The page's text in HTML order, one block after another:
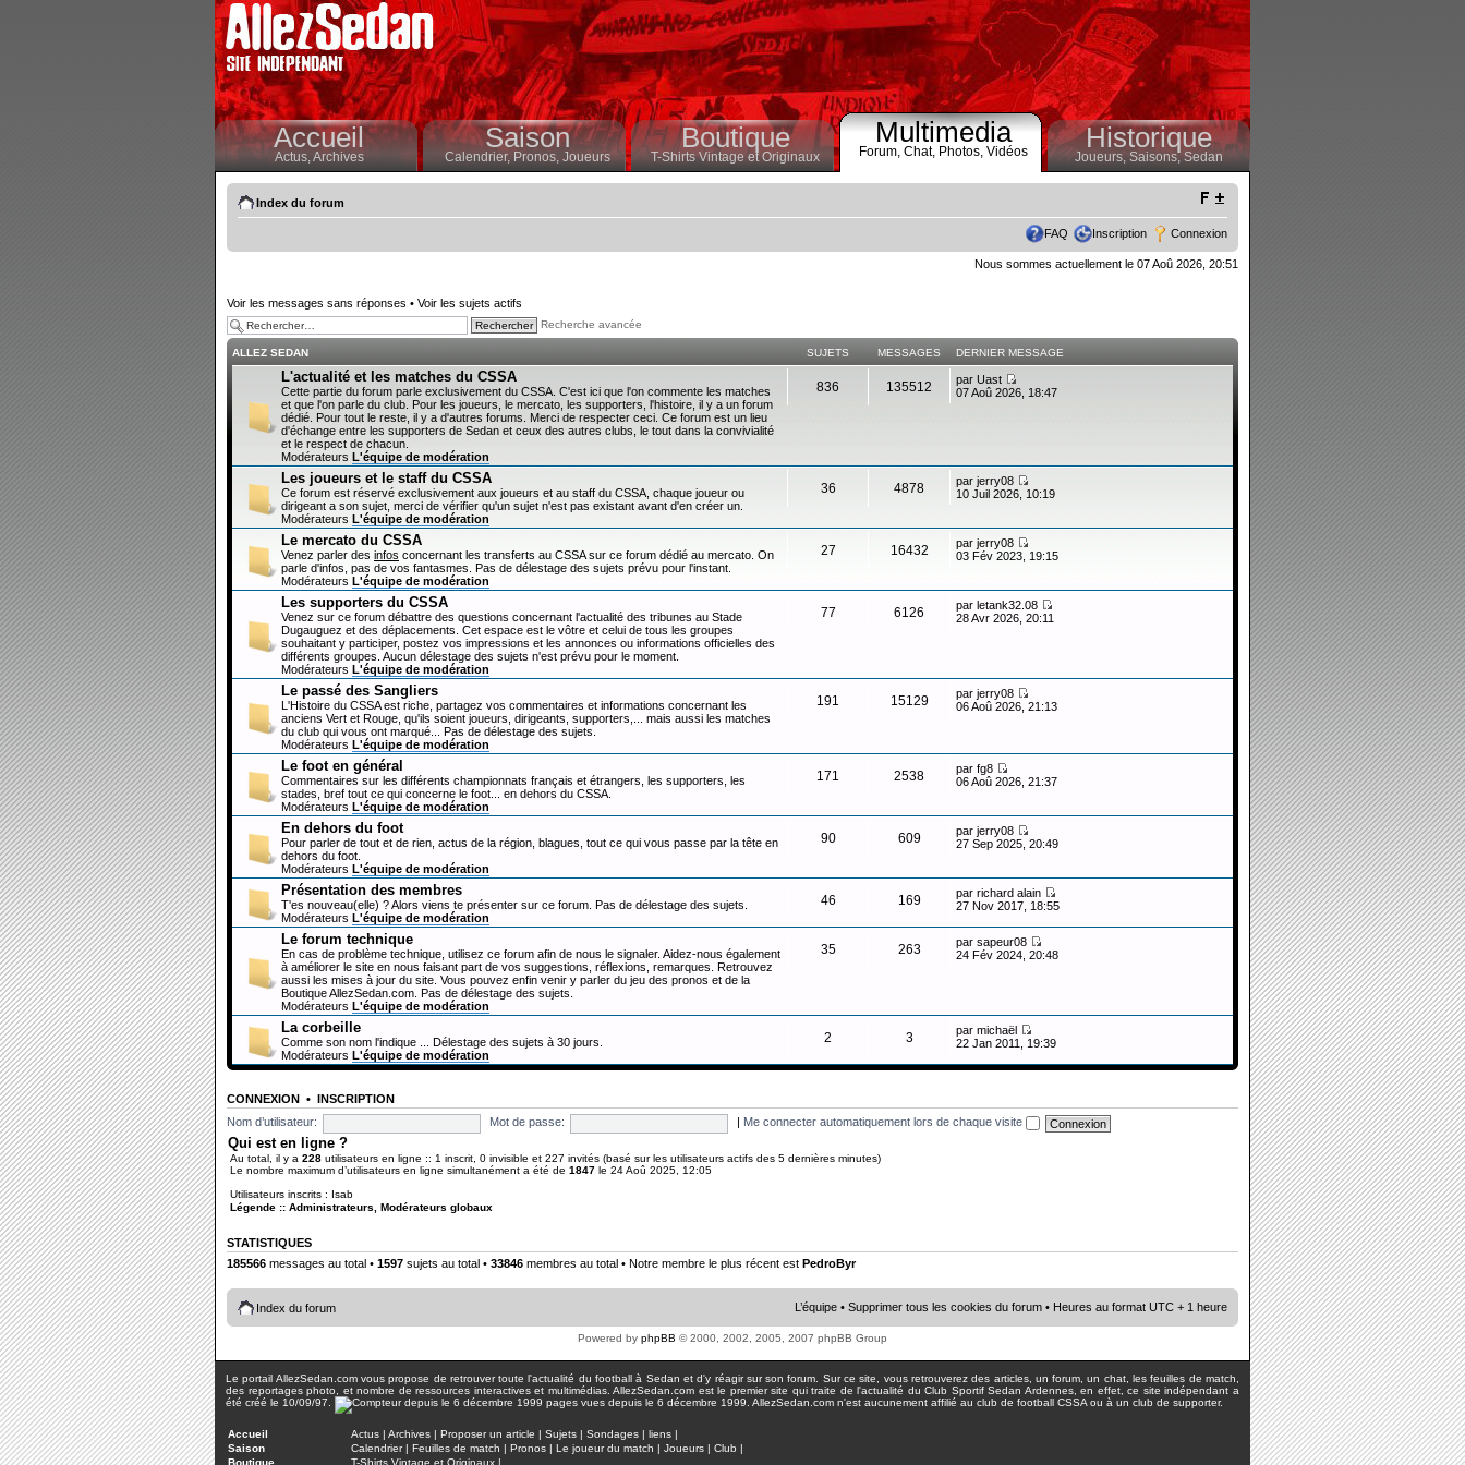
Accueil
Actus,Archives
Saison
Calendrier,Pronos, Joueurs
Boutique
T-Shirts Vintage et Originaux
Multimedia
Forum, Chat, Photos, Vidéos Historique
Joueurs, Saisons,Sedan
Index du forum
FAQ Inscription Connexion
Nous sommes actuellement le 07 Aoû 2026, 20:51
Voir les messages sans réponses • Voir les sujets actifs
Recherche avancée
ALLEZ SEDAN SUJETS MESSAGES DERNIER MESSAGE
L'actualité et les matches du CSSA
Cette partie du forum parle exclusivement du CSSA. C'est ici que l'on commente les matches
et que l'on parle du club. Pour les joueurs, le mercato, les supporters, l'histoire, il y a un forum
dédié. Pour tout le reste, il y a d'autres forums. Merci de respecter ceci. Ce forum est un lieu
d'échange entre les supporters de Sedan et ceux des autres clubs, le tout dans la convivialité
et le respect de chacun.
Modérateurs L'équipe de modération
836 135512 par Uast
07 Aoû 2026, 18:47
Les joueurs et le staff du CSSA
Ce forum est réservé exclusivement aux joueurs et au staff du CSSA, chaque joueur ou
dirigeant a son sujet, merci de vérifier qu'un sujet n'est pas existant avant d'en créer un.
Modérateurs L'équipe de modération
36 4878 par jerry08
10 Juil 2026, 10:19
Le mercato du CSSA
Venez parler des infos concernant les transferts au CSSA sur ce forum dédié au mercato. On
parle d'infos, pas de vos fantasmes. Pas de délestage des sujets prévu pour l'instant.
Modérateurs L'équipe de modération
27 16432 par jerry08
03 Fév 2023, 19:15
Les supporters du CSSA
Venez sur ce forum débattre des questions concernant l'actualité des tribunes au Stade
Dugauguez et des déplacements. Cet espace est le vôtre et celui de tous les groupes
souhaitant y participer, postez vos impressions et les annonces ou informations officielles des
différents groupes. Aucun délestage des sujets n'est prévu pour le moment.
Modérateurs L'équipe de modération
77 6126 par letank32.08
28 Avr 2026, 20:11
Le passé des Sangliers
L'Histoire du CSSA est riche, partagez vos commentaires et informations concernant les
anciens Vert et Rouge, qu'ils soient joueurs, dirigeants, supporters,... mais aussi les matches
du club qui vous ont marqué... Pas de délestage des sujets.
Modérateurs L'équipe de modération
191 15129 par jerry08
06 Aoû 2026, 21:13
Le foot en général
Commentaires sur les différents championnats français et étrangers, les supporters, les
stades, bref tout ce qui concerne le foot... en dehors du CSSA.
Modérateurs L'équipe de modération
171 2538 par fg8
06 Aoû 2026, 21:37
En dehors du foot
Pour parler de tout et de rien, actus de la région, blagues, tout ce qui vous passe par la tête en
dehors du foot.
Modérateurs L'équipe de modération
90 609 par jerry08
27 Sep 2025, 20:49
Présentation des membres
T'es nouveau(elle) ? Alors viens te présenter sur ce forum. Pas de délestage des sujets.
Modérateurs L'équipe de modération
46 169 par richard alain
27 Nov 2017, 18:55
Le forum technique
En cas de problème technique, utilisez ce forum afin de nous le signaler. Aidez-nous également
à améliorer le site en nous faisant part de vos suggestions, réflexions, remarques. Retrouvez
aussi les mises à jour du site. Vous pouvez enfin venir y parler du jeu des pronos et de la
Boutique AllezSedan.com. Pas de délestage des sujets.
Modérateurs L'équipe de modération
35 263 par sapeur08
24 Fév 2024, 20:48
La corbeille
Comme son nom l'indique ... Délestage des sujets à 30 jours.
Modérateurs L'équipe de modération
2 3 par michaël
22 Jan 2011, 19:39
CONNEXION • INSCRIPTION
Nom d’utilisateur:
Mot de passe: Me connecter automatiquement lors de chaque visite
Qui est en ligne ?
Au total, il y a 228 utilisateurs en ligne :: 1 inscrit, 0 invisible et 227 invités (basé sur les utilisateurs actifs des 5 dernières minutes)
Le nombre maximum d’utilisateurs en ligne simultanément a été de 1847 le 24 Aoû 2025, 12:05
Utilisateurs inscrits : Isab
Légende :: Administrateurs Modérateurs globaux
STATISTIQUES
185566 messages au total • 1597 sujets au total • 33846 membres au total • Notre membre le plus récent est PedroByr
Index du forum L’équipe • Supprimer tous les cookies du forum • Heures au format UTC + 1 heure
Powered by phpBB © 2000, 2002, 2005, 2007 phpBB Group
Le portail AllezSedan.com vous propose de retrouver toute l'actualité du football à Sedan et d'y réagir sur son forum. Sur ce site, vous retrouverez des articles, un forum, un chat, les feuilles de match,
des reportages photo, et nombre de ressources interactives et multimédias. AllezSedan.com est le premier site qui traite de l'actualité du Club Sportif Sedan Ardennes, en effet, ce site indépendant a
été créé le 10/09/97.
pages vues depuis le 6 décembre 1999. AllezSedan.com n'est aucunement affilié au club de football CSSA ou à un club de supporter.
Accueil Actus | Archives | Proposer un article | Sujets | Sondages | liens |
Saison
Calendrier| Feuilles de match | Pronos | Le joueur du match | Joueurs | Club |
Boutique
T-Shirts Vintage et Originaux |